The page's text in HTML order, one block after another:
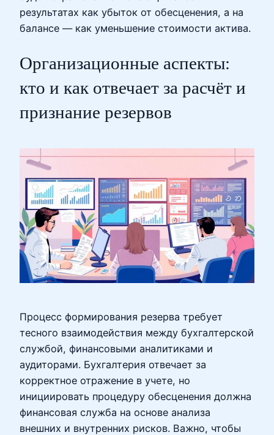
результатах как убыток от обесценения, а на
балансе — как уменьшение стоимости актива.
Организационные аспекты:
кто и как отвечает за расчёт и
признание резервов
Процесс формирования резерва требует
тесного взаимодействия между бухгалтерской
службой, финансовыми аналитиками и
аудиторами. Бухгалтерия отвечает за
корректное отражение в учете, но
инициировать процедуру обесценения должна
финансовая служба на основе анализа
внешних и внутренних рисков. Важно, чтобы